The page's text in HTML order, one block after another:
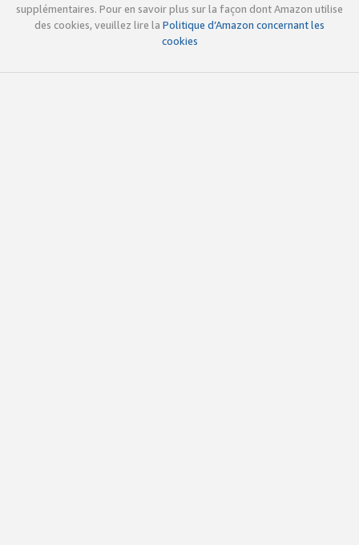
supplémentaires. Pour en savoir plus sur la façon dont Amazon utilise
des cookies, veuillez lire la Politique d’Amazon concernant les
cookies